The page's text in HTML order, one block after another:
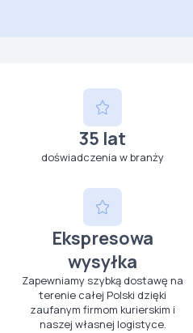
35 lat
doświadczenia w branży
Ekspresowa
wysyłka
Zapewniamy szybką dostawę na
terenie całej Polski dzięki
zaufanym firmom kurierskim i
naszej własnej logistyce.